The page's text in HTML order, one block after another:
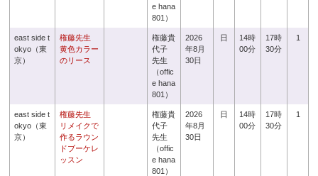
e hana
801）
east side t
okyo（東
京）
権藤先生
黄色カラー
のリース
権藤貴
代子
先生
（offic
e hana
801）
2026
年8月
30日
日
14時
00分
17時
30分
1
east side t
okyo（東
京）
権藤先生
リメイクで
作るラウン
ドブーケレ
ッスン
権藤貴
代子
先生
（offic
e hana
801）
2026
年8月
30日
日
14時
00分
17時
30分
1